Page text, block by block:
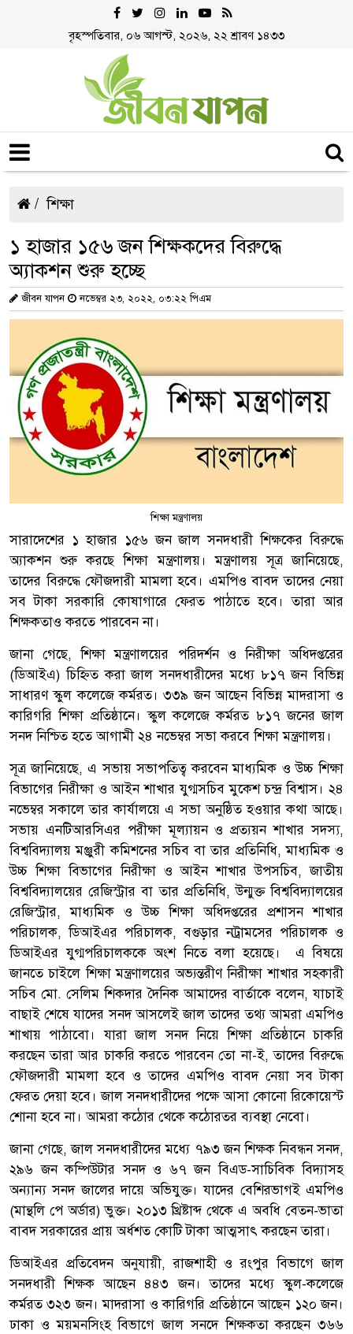
বৃহস্পতিবার, ০৬ আগস্ট, ২০২৬, ২২ শ্রাবণ ১৪৩৩
শিক্ষা
১ হাজার ১৫৬ জন শিক্ষকদের বিরুদ্ধে
অ্যাকশন শুরু হচ্ছে
জীবন যাপন নভেম্বর ২৩, ২০২২, ০৩:২২ পিএম
শিক্ষা মন্ত্রণালয়
সারাদেশের ১ হাজার ১৫৬ জন জাল সনদধারী শিক্ষকের বিরুদ্ধে
অ্যাকশন শুরু করছে শিক্ষা মন্ত্রণালয়। মন্ত্রণালয় সূত্র জানিয়েছে,
তাদের বিরুদ্ধে ফৌজদারী মামলা হবে। এমপিও বাবদ তাদের নেয়া
সব টাকা সরকারি কোষাগারে ফেরত পাঠাতে হবে। তারা আর
শিক্ষকতাও করতে পারবেন না।
জানা গেছে, শিক্ষা মন্ত্রণালয়ের পরিদর্শন ও নিরীক্ষা অধিদপ্তরের
(ডিআইএ) চিহ্নিত করা জাল সনদধারীদের মধ্যে ৮১৭ জন বিভিন্ন
সাধারণ স্কুল কলেজে কর্মরত। ৩৩৯ জন আছেন বিভিন্ন মাদরাসা ও
কারিগরি শিক্ষা প্রতিষ্ঠানে। স্কুল কলেজে কর্মরত ৮১৭ জনের জাল
সনদ নিশ্চিত হতে আগামী ২৪ নভেম্বর সভা করবে শিক্ষা মন্ত্রণালয়।
সূত্র জানিয়েছে, এ সভায় সভাপতিত্ব করবেন মাধ্যমিক ও উচ্চ শিক্ষা
বিভাগের নিরীক্ষা ও আইন শাখার যুগ্মসচিব মুকেশ চন্দ্র বিশ্বাস। ২৪
নভেম্বর সকালে তার কার্যালয়ে এ সভা অনুষ্ঠিত হওয়ার কথা আছে।
সভায় এনটিআরসিএর পরীক্ষা মূল্যায়ন ও প্রত্যয়ন শাখার সদস্য,
বিশ্ববিদ্যালয় মঞ্জুরী কমিশনের সচিব বা তার প্রতিনিধি, মাধ্যমিক ও
উচ্চ শিক্ষা বিভাগের নিরীক্ষা ও আইন শাখার উপসচিব, জাতীয়
বিশ্ববিদ্যালয়ের রেজিস্ট্রার বা তার প্রতিনিধি, উন্মুক্ত বিশ্ববিদ্যালয়ের
রেজিস্ট্রার, মাধ্যমিক ও উচ্চ শিক্ষা অধিদপ্তরের প্রশাসন শাখার
পরিচালক, ডিআইএর পরিচালক, বগুড়ার নট্রামসের পরিচালক ও
ডিআইএর যুগ্মপরিচালককে অংশ নিতে বলা হয়েছে। এ বিষয়ে
জানতে চাইলে শিক্ষা মন্ত্রণালয়ের অভ্যন্তরীণ নিরীক্ষা শাখার সহকারী
সচিব মো. সেলিম শিকদার দৈনিক আমাদের বার্তাকে বলেন, যাচাই
বাছাই শেষে যাদের সনদ আসলেই জাল তাদের তথ্য আমরা এমপিও
শাখায় পাঠাবো। যারা জাল সনদ নিয়ে শিক্ষা প্রতিষ্ঠানে চাকরি
করছেন তারা আর চাকরি করতে পারবেন তো না-ই, তাদের বিরুদ্ধে
ফৌজদারী মামলা হবে ও তাদের এমপিও বাবদ নেয়া সব টাকা
ফেরত দেয়া হবে। জাল সনদধারীদের পক্ষে আসা কোনো রিকোয়েস্ট
শোনা হবে না। আমরা কঠোর থেকে কঠোরতর ব্যবস্থা নেবো।
জানা গেছে, জাল সনদধারীদের মধ্যে ৭৯৩ জন শিক্ষক নিবন্ধন সনদ,
২৯৬ জন কম্পিউটার সনদ ও ৬৭ জন বিএড-সাচিবিক বিদ্যাসহ
অন্যান্য সনদ জালের দায়ে অভিযুক্ত। যাদের বেশিরভাগই এমপিও
(মান্থলি পে অর্ডার) ভুক্ত। ২০১৩ খ্রিষ্টাব্দ থেকে এ অবধি বেতন-ভাতা
বাবদ সরকারের প্রায় অর্ধশত কোটি টাকা আত্মসাৎ করছেন তারা।
ডিআইএর প্রতিবেদন অনুযায়ী, রাজশাহী ও রংপুর বিভাগে জাল
সনদধারী শিক্ষক আছেন ৪৪৩ জন। তাদের মধ্যে স্কুল-কলেজে
কর্মরত ৩২৩ জন। মাদরাসা ও কারিগরি প্রতিষ্ঠানে আছেন ১২০ জন।
ঢাকা ও ময়মনসিংহ বিভাগে জাল সনদে শিক্ষকতা করছেন ৩৬৬